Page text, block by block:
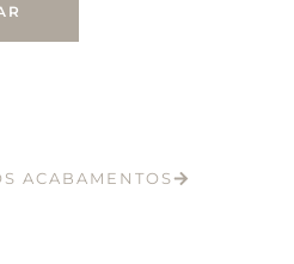
ACABAMENTOS